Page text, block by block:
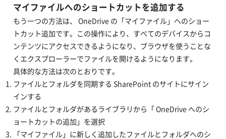
​​マイファイルへのショートカットを追加する
もう一つの方法は、 OneDrive の「マイファイル」へのショー
トカット追加です。この操作により、すべてのデバイスからコ
ンテンツにアクセスできるようになり、ブラウザを使うことな
くエクスプローラーでファイルを開けるようになります。
具体的な方法は次のとおりです。
ファイルとフォルダを同期する SharePoint のサイトにサイン
インする
ファイルとフォルダがあるライブラリから「 OneDrive へのシ
ョートカットの追加」を選択
「マイファイル」に新しく追加したファイルとフォルダへのシ